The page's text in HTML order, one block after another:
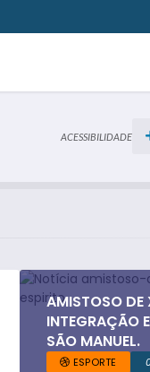
ACESSIBILIDADE
AMISTOSO DE
INTEGRAÇÃO
SÃO MANUEL.
ESPORTE